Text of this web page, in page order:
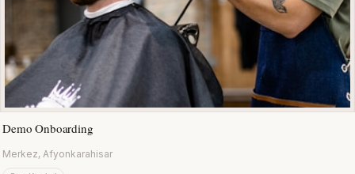
Demo Onboarding
Merkez, Afyonkarahisar